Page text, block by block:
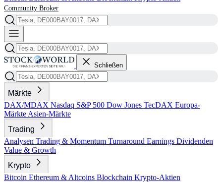
Community Broker
Schließen
Märkte
DAX/MDAX Nasdaq S&P 500 Dow Jones TecDAX Europa-
Märkte Asien-Märkte
Trading
Analysen Trading & Momentum Turnaround Earnings Dividenden
Value & Growth
Krypto
Bitcoin Ethereum & Altcoins Blockchain Krypto-Aktien